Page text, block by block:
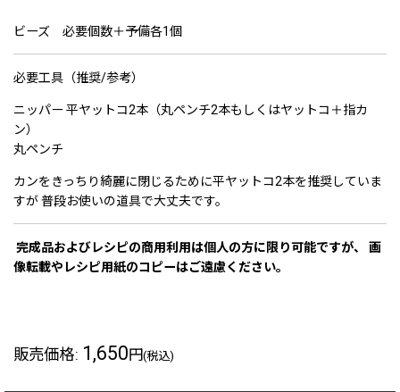
ビーズ 必要個数＋予備各1個
必要工具（推奨/参考）
ニッパー 平ヤットコ2本（丸ペンチ2本もしくはヤットコ＋指カ
ン）
丸ペンチ
カンをきっちり綺麗に閉じるために平ヤットコ2本を推奨していま
すが 普段お使いの道具で大丈夫です。
完成品およびレシピの商用利用は個人の方に限り可能ですが、 画
像転載やレシピ用紙のコピーはご遠慮ください。
販売価格: 1,650円(税込)